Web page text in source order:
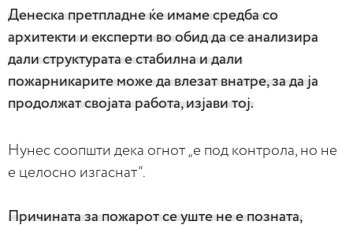
Денеска претпладне ќе имаме средба со
архитекти и експерти во обид да се анализира
дали структурата е стабилна и дали
пожарникарите може да влезат внатре, за да ја
продолжат својата работа, изјави тој.
Нунес соопшти дека огнот „е под контрола, но не
е целосно изгаснат“.
Причината за пожарот се уште не е позната,